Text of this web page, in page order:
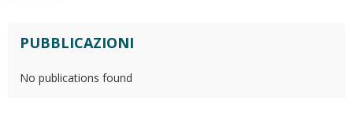
PUBBLICAZIONI
No publications found